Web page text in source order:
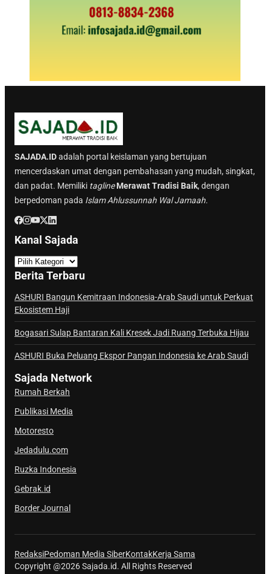
SAJADA.IDadalah portal keislaman yang bertujuan
mencerdaskan umat dengan pembahasan yang mudah, singkat,
dan padat. Memiliki tagline Merawat Tradisi Baik, dengan
berpedoman pada Islam Ahlussunnah Wal Jamaah.
Kanal Sajada
a
n
a
l
j
d
a
Berita Terbaru
ASHURI Bangun Kemitraan Indonesia-Arab Saudi untuk Perkuat
Ekosistem Haji
Bogasari Sulap Bantaran Kali Kresek Jadi Ruang Terbuka Hijau
ASHURI Buka Peluang Ekspor Pangan Indonesia ke Arab Saudi
Sajada Network
Rumah Berkah
Publikasi Media
Motoresto
Jedadulu.com
Ruzka Indonesia
Gebrak.id
Border Journal
RedaksiPedoman Media SiberKontakKerja Sama
Copyright @2026 Sajada.id. All Rights Reserved